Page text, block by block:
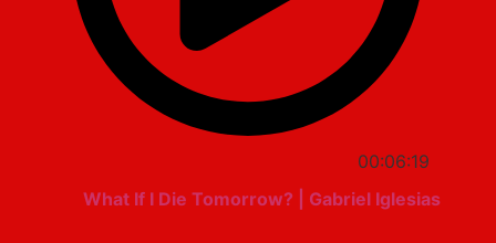
00:06:19
What If I Die Tomorrow? | Gabriel Iglesias